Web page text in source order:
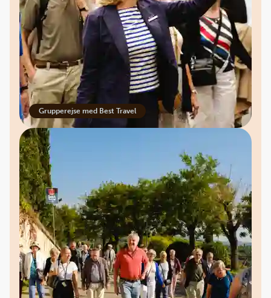
Grupperejse med Best Travel
Med Best Travel får I ...
ethøjt service- og kvalitetsniveauunder
jeres kontakt med os.
en rejse, der er skræddersyet efter jeres
ønsker og behov.
selskab af enerfaren dansk rejseleder på
rejsen.
kontakt til en24-timers vagttelefonunder
hele rejsen.